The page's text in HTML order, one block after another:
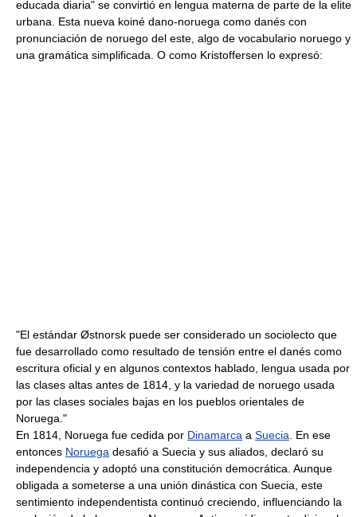
educada diaria" se convirtió en lengua materna de parte de la elite
urbana. Esta nueva koiné dano-noruega como danés con
pronunciación de noruego del este, algo de vocabulario noruego y
una gramática simplificada. O como Kristoffersen lo expresó:
"El estándar Østnorsk puede ser considerado un sociolecto que
fue desarrollado como resultado de tensión entre el danés como
escritura oficial y en algunos contextos hablado, lengua usada por
las clases altas antes de 1814, y la variedad de noruego usada
por las clases sociales bajas en los pueblos orientales de
Noruega."
En 1814, Noruega fue cedida por Dinamarca a Suecia . En ese
entonces Noruega desafió a Suecia y sus aliados, declaró su
independencia y adoptó una constitución democrática. Aunque
obligada a someterse a una unión dinástica con Suecia, este
sentimiento independentista continuó creciendo, influenciando la